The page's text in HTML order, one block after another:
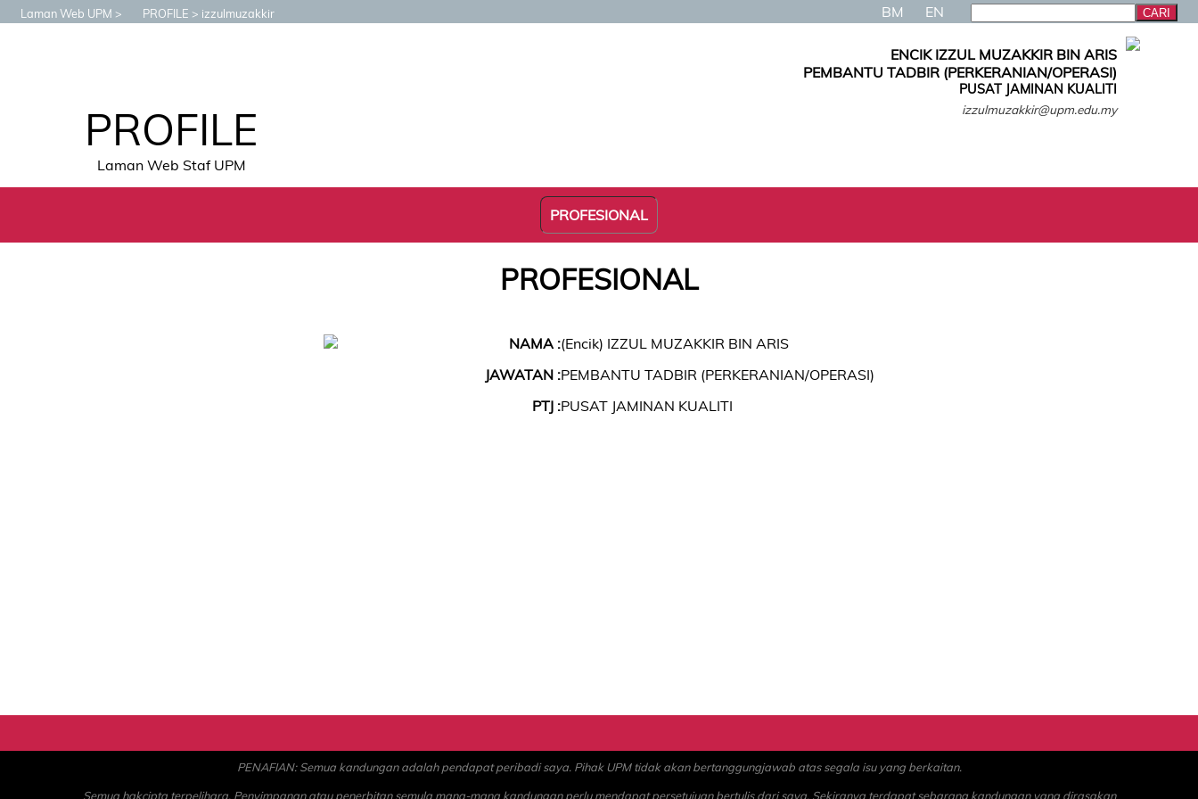
Laman Web UPM PROFILE izzulmuzakkir BM EN
PROFILE
Laman Web Staf UPM
ENCIK IZZUL MUZAKKIR BIN ARIS
PEMBANTU TADBIR (PERKERANIAN/OPERASI)
PUSAT JAMINAN KUALITI
izzulmuzakkir@upm.edu.my
PROFESIONAL
PROFESIONAL
NAMA :(Encik) IZZUL MUZAKKIR BIN ARIS
JAWATAN :PEMBANTU TADBIR (PERKERANIAN/OPERASI)
PTJ :PUSAT JAMINAN KUALITI
PENAFIAN: Semua kandungan adalah pendapat peribadi saya. Pihak UPM tidak akan bertanggungjawab atas segala isu yang berkaitan.
Semua hakcipta terpelihara. Penyimpanan atau penerbitan semula mana-mana kandungan perlu mendapat persetujuan bertulis dari saya. Sekiranya terdapat sebarang kandungan yang dirasakan